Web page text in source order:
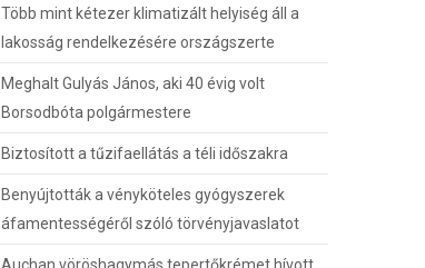
Több mint kétezer klimatizált helyiség áll a
lakosság rendelkezésére országszerte
Meghalt Gulyás János, aki 40 évig volt
Borsodbóta polgármestere
Biztosított a tűzifaellátás a téli időszakra
Benyújtották a vényköteles gyógyszerek
áfamentességéről szóló törvényjavaslatot